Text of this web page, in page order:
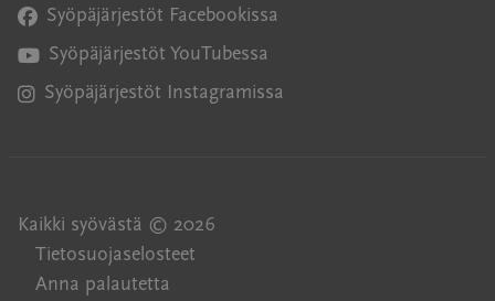
Syöpäjärjestöt Facebookissa
Avautuu uuteen ikkunaan
Syöpäjärjestöt YouTubessa
Avautuu uuteen ikkunaan
Syöpäjärjestöt Instagramissa
Avautuu uuteen ikkunaan
Kaikki syövästä © 2026
Tietosuojaselosteet
Anna palautetta